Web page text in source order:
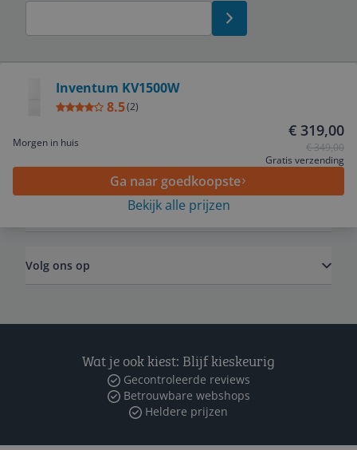
Inventum KV1500W
8.5(2)
Morgen in huis
€ 319,00
€ 349,00
Gratis verzending
Ga naar goedkoopste
Bekijk alle prijzen
Service
Volg ons op
Wat je ook kiest: Blijf kieskeurig
Gecontroleerde reviews
Betrouwbare webshops
Heldere prijzen